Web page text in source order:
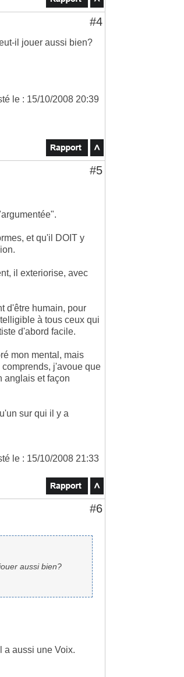
#4
il jouer aussi bien?
le : 15/10/2008 20:39
#5
et qu'il DOIT y
il exteriorise, avec
d'être humain, pour
à tous ceux qui
d'abord facile.
mon mental, mais
j'avoue que
anglais et façon
sur qui il y a
le : 15/10/2008 21:33
#6
aussi bien?
a aussi une Voix.